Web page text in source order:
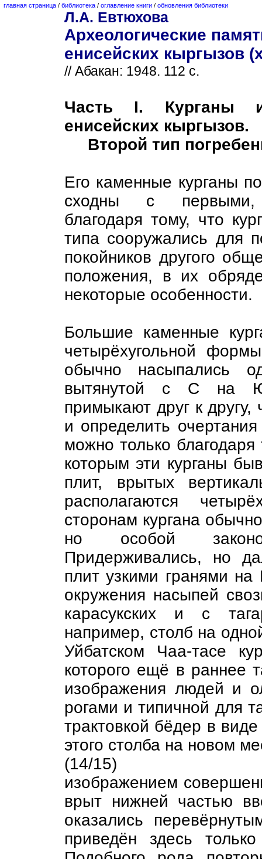
главная страница / библиотека / оглавление книги / обновления библиотеки
Л.А. Евтюхова
Археологические
енисейских кыргызов
// Абакан: 1948. 112 с.
Часть I. Курганы
енисейских кыргызов.
Второй тип
Его каменные курганы
сходны с первыми,
благодаря тому, что
типа сооружались для
покойников другого
положения, в их
некоторые особенности.
Большие каменные
четырёхугольной
обычно насыпались
вытянутой с С на Ю.
примыкают друг к
и определить
можно только
которым эти курганы
плит, врытых
располагаются
сторонам кургана
но особой
Придерживались, но
плит узкими гранями
окружения насыпей
карасукских и с
например, столб на
Уйбатском Чаа-тасе
которого ещё в раннее
изображения людей и
рогами и типичной для
трактовкой бёдер в
этого столба на новом
(14/15)
изображением
врыт нижней частью
оказались
приведён здесь